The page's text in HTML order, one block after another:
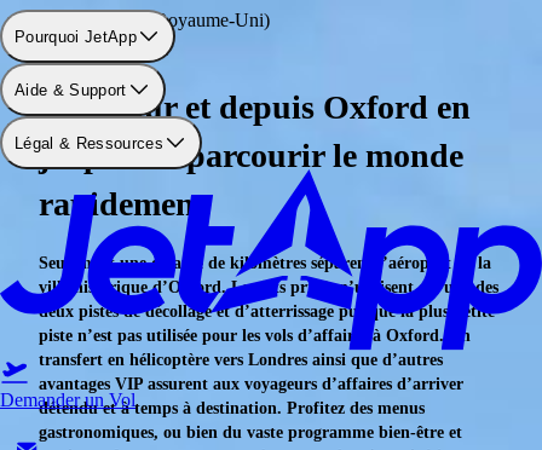
Pourquoi JetApp
Aide & Support
Légal & Ressources
Demander un Vol
Aéroport: Oxford (Royaume-Uni)
Vols pour et depuis Oxford en
jet privé : parcourir le monde
rapidement
Seulement une dizaine de kilomètres séparent l’aéroport de la
ville historique d’Oxford. Les jets privés n’utilisent qu’une des
deux pistes de décollage et d’atterrissage puisque la plus petite
piste n’est pas utilisée pour les vols d’affaires à Oxford. Un
transfert en hélicoptère vers Londres ainsi que d’autres
avantages VIP assurent aux voyageurs d’affaires d’arriver
détendu et à temps à destination. Profitez des menus
gastronomiques, ou bien du vaste programme bien-être et